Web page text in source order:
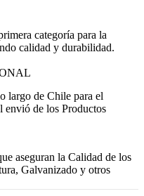
categoría para la
calidad y durabilidad.
largo de Chile para el
envió de los Productos
aseguran la Calidad de los
Galvanizado y otros